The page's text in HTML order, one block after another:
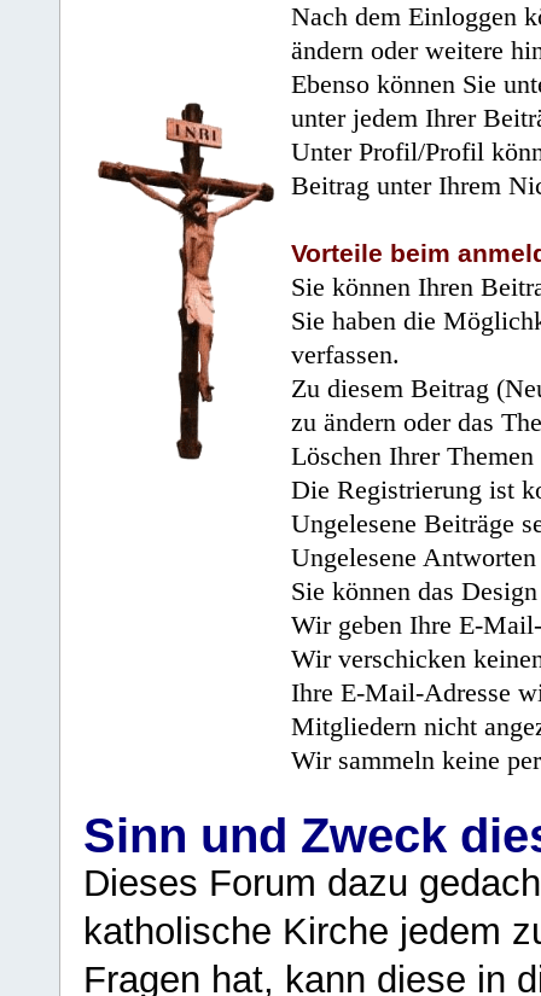
Nach dem Einloggen
ändern oder weitere
Ebenso können Sie
unter jedem Ihrer
Unter Profil/Profil
Beitrag unter Ihrem
Vorteile beim
Sie können Ihren
Sie haben die
verfassen.
Zu diesem Beitrag
zu ändern oder das
Löschen Ihrer
Die Registrierung ist
Ungelesene Beiträge
Ungelesene
Sie können das
Wir geben Ihre E-
Wir verschicken
Ihre E-Mail-Adresse
Mitgliedern nicht
Wir sammeln keine
Sinn und Zweck
Dieses Forum dazu
katholische Kirche jedem
Fragen hat, kann diese in